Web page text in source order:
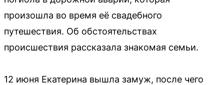
произошла во время её свадебного
путешествия. Об обстоятельствах
происшествия рассказала знакомая семьи.
12 июня Екатерина вышла замуж, после чего